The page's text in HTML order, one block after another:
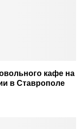
кафе на
в Ставрополе